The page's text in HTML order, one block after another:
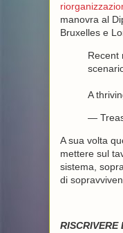
manovra al
Bruxelles e
Recent
A
—
A sua volta
mettere sul
sistema,
di